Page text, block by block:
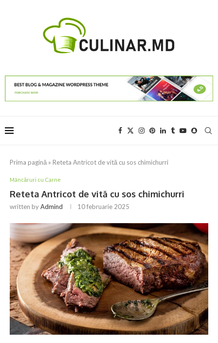
Prima pagină » Reteta Antricot de vită cu sos chimichurri
Mâncăruri cu Carne
Reteta Antricot de vită cu sos chimichurri
written byAdmind 10 februarie 2025